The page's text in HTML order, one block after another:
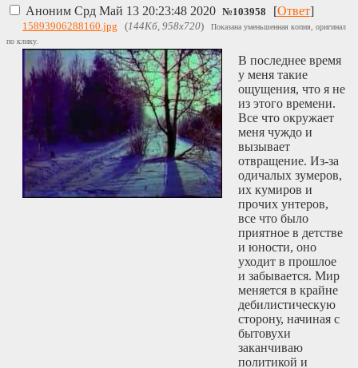
Аноним Срд Май 13 20:23:48 2020 №103958 [Ответ]
15893906288160.jpg (144Кб, 958x720)
Показана уменьшенная копия, оригинал
по клику.
В последнее время
у меня такие
ощущения, что я не
из этого времени.
Все что окружает
меня чуждо и
вызывает
отвращение. Из-за
одичалых зумеров,
их кумиров и
прочих унтеров,
все что было
приятное в детстве
и юности, оно
уходит в прошлое
и забывается. Мир
меняется в крайне
дебилистическую
сторону, начиная с
бытовухи
заканчиваю
политикой и